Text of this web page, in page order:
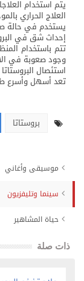
يتم استخدام
العلاج الحراري
يستخدم في حالة
إحداث شق في
تتم باستخدام
وجود صعوبة في
استئصال
تعد أسهل وأسرع
بروستاتا
موسيقى وأغاني
سينما وتليفزيون
حياة المشاهير
ذات صلة